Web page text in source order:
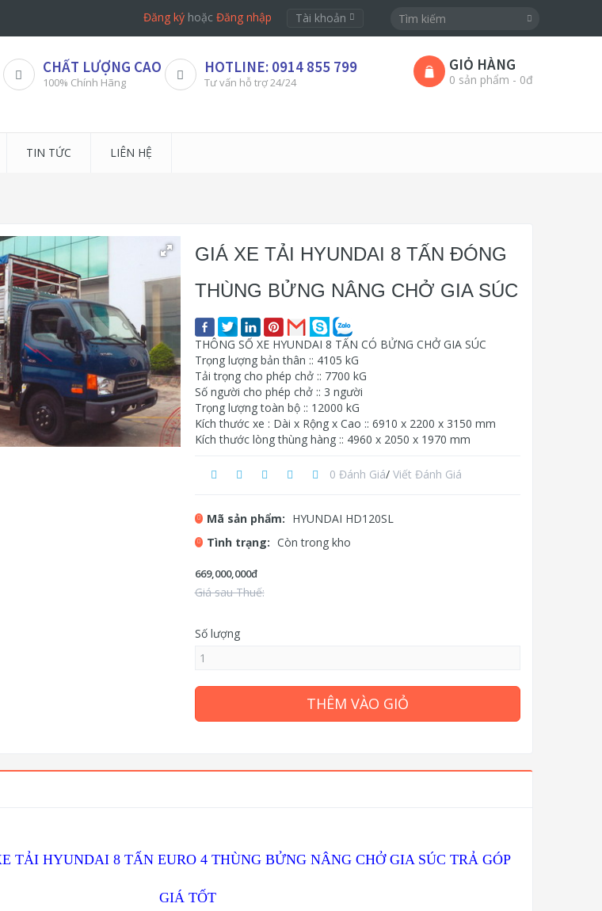
Đăng ký hoặcĐăng nhập Tài khoản
CHẤT LƯỢNG CAO
100% Chính Hãng
HOTLINE: 0914 855 799
Tư vấn hỗ trợ 24/24
GIỎ HÀNG
0 sản phẩm - 0đ
TIN TỨC LIÊN HỆ
GIÁ XE TẢI HYUNDAI 8 TẤN ĐÓNG
THÙNG BỬNG NÂNG CHỞ GIA SÚC
THÔNG SỐ XE HYUNDAI 8 TẤN CÓ BỬNG CHỞ GIA SÚC
Trọng lượng bản thân :: 4105 kG
Tải trọng cho phép chở :: 7700 kG
Số người cho phép chở :: 3 người
Trọng lượng toàn bộ :: 12000 kG
Kích thước xe : Dài x Rộng x Cao :: 6910 x 2200 x 3150 mm
Kích thước lòng thùng hàng :: 4960 x 2050 x 1970 mm
0 Đánh Giá/ Viết Đánh Giá
Mã sản phẩm: HYUNDAI HD120SL
Tình trạng: Còn trong kho
669,000,000đ
Giá sau Thuế:
Số lượng
THÊM VÀO GIỎ
TẢI HYUNDAI 8 TẤN EURO 4 THÙNG BỬNG NÂNG CHỞ GIA SÚC TRẢ GÓP
GIÁ TỐT